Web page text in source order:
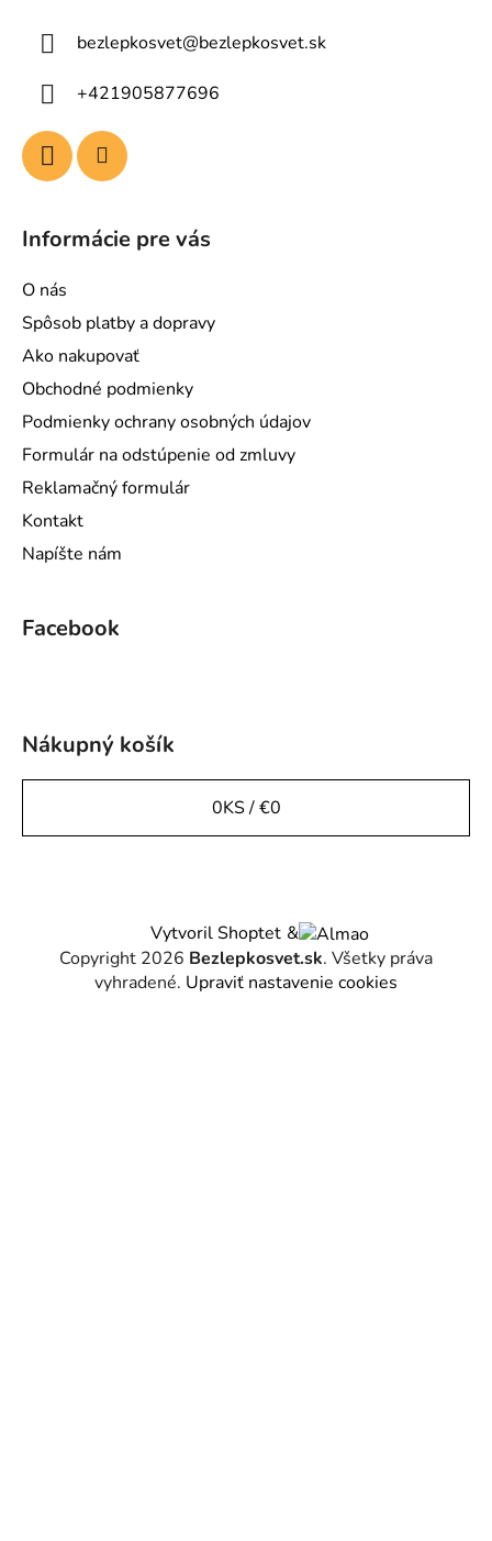
bezlepkosvet@bezlepkosvet.sk
+421905877696
Informácie pre vás
O nás
Spôsob platby a dopravy
Ako nakupovať
Obchodné podmienky
Podmienky ochrany osobných údajov
Formulár na odstúpenie od zmluvy
Reklamačný formulár
Kontakt
Napíšte nám
Facebook
Nákupný košík
0KS /€0
Vytvoril Shoptet &
Copyright 2026 Bezlepkosvet.sk. Všetky práva
vyhradené. Upraviť nastavenie cookies